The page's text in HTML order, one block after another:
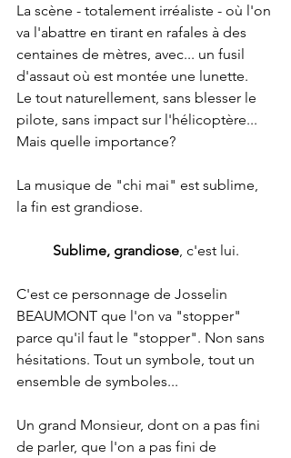
La scène - totalement irréaliste - où l'on
va l'abattre en tirant en rafales à des
centaines de mètres, avec... un fusil
d'assaut où est montée une lunette.
Le tout naturellement, sans blesser le
pilote, sans impact sur l'hélicoptère...
Mais quelle importance?
La musique de "chi mai" est sublime,
la fin est grandiose.
Sublime, grandiose, c'est lui.
C'est ce personnage de Josselin
BEAUMONT que l'on va "stopper"
parce qu'il faut le "stopper". Non sans
hésitations. Tout un symbole, tout un
ensemble de symboles...
Un grand Monsieur, dont on a pas fini
de parler, que l'on a pas fini de